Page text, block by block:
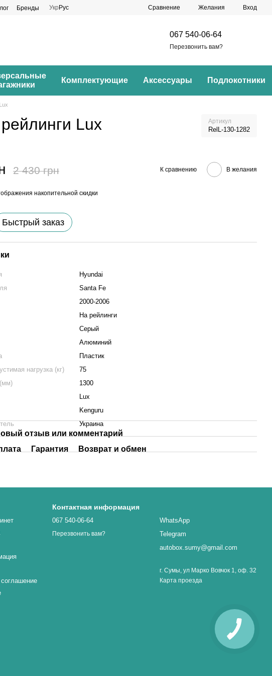
Бренды Укр Рус Сравнение Желания Вход
067 540-06-64
Перезвонить вам?
Комплектующие Аксессуары Подлокотники
Lux Артикул
RelL-130-1282
2 430 грн К сравнению В желания
накопительной скидки
Быстрый заказ
Hyundai
Santa Fe
2000-2006
На рейлинги
Серый
Алюминий
Пластик
нагрузка (кг)
75
1300
Lux
Kenguru
Украина
отзыв или комментарий
Гарантия Возврат и обмен
Контактная информация
067 540-06-64
Перезвонить вам?
WhatsApp
Telegram
autobox.sumy@gmail.com
г. Сумы, ул Марко Вовчок 1, оф. 32
Карта проезда